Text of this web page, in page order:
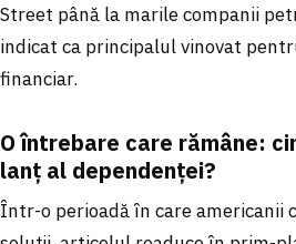
Street până la marile companii
indicat ca principalul vinovat
financiar.
O întrebare care rămâne:
lanț al dependenței?
Într-o perioadă în care americanii